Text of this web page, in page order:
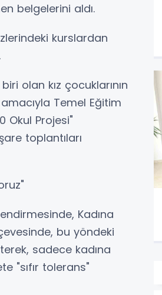
belgelerini aldı.
kurslardan
olan kız çocuklarının
Temel Eğitim
Okul Projesi"
toplantıları
Kadına
bu yöndeki
sadece kadına
"sıfır tolerans"